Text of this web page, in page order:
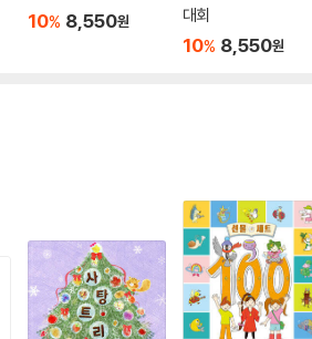
10% 8,550원
대회
10% 8,550원